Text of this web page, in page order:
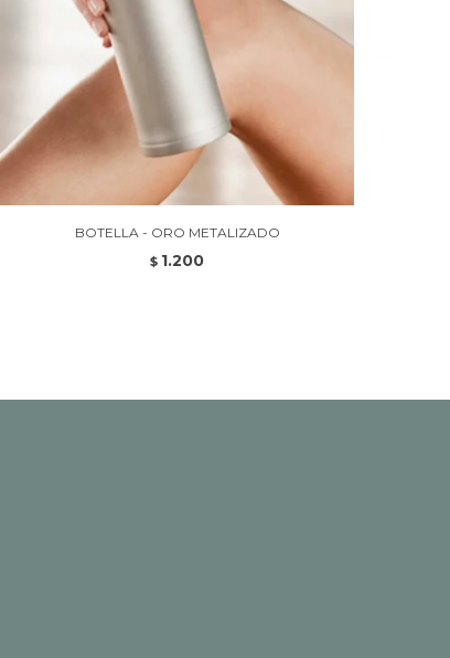
BOTELLA - ORO METALIZADO
$ 1.200